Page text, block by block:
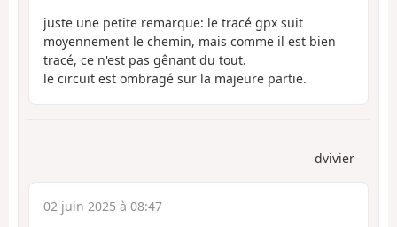
juste une petite remarque: le tracé gpx suit
moyennement le chemin, mais comme il est bien
tracé, ce n'est pas gênant du tout.
le circuit est ombragé sur la majeure partie.
dvivier
02 juin 2025 à 08:47